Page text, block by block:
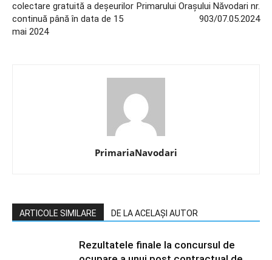
colectare gratuită a deșeurilor
continuă până în data de 15
mai 2024
Primarului Orașului Năvodari nr.
903/07.05.2024
PrimariaNavodari
ARTICOLE SIMILARE DE LA ACELAȘI AUTOR
Rezultatele finale la concursul de